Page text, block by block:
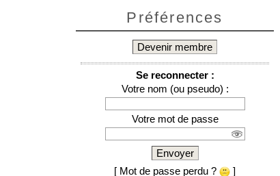
Préférences
Devenir membre
Se reconnecter :
Votre nom (ou pseudo) :
Votre mot de passe
Envoyer
[ Mot de passe perdu ?
]